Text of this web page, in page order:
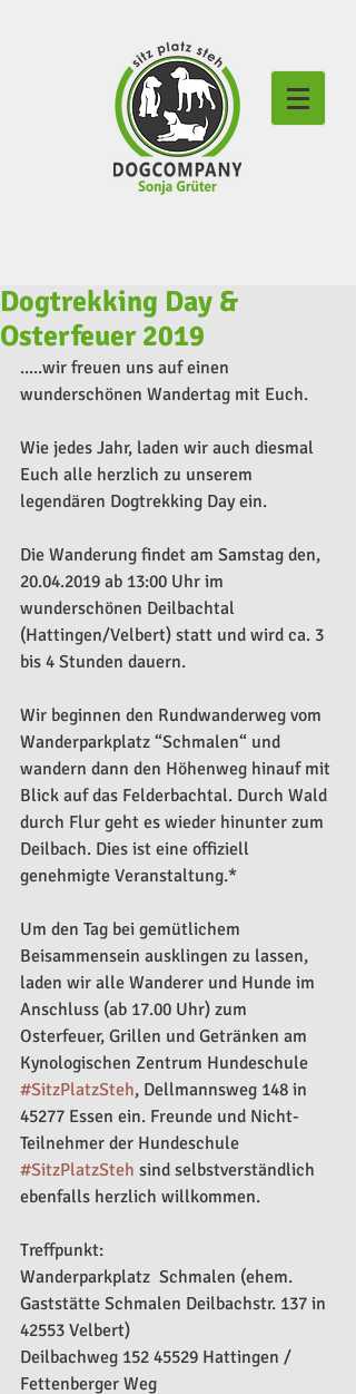
Dogtrekking Day &
Osterfeuer 2019
.....wir freuen uns auf einen
wunderschönen Wandertag mit Euch.
Wie jedes Jahr, laden wir auch diesmal
Euch alle herzlich zu unserem
legendären Dogtrekking Day ein.
Die Wanderung findet am Samstag den,
20.04.2019 ab 13:00 Uhr im
wunderschönen Deilbachtal
(Hattingen/Velbert) statt und wird ca. 3
bis 4 Stunden dauern.​
Wir beginnen den Rundwanderweg vom
Wanderparkplatz “Schmalen“ und
wandern dann den Höhenweg hinauf mit
Blick auf das Felderbachtal. Durch Wald
durch Flur geht es wieder hinunter zum
Deilbach. Dies ist eine offiziell
genehmigte Veranstaltung.*
Um den Tag bei gemütlichem
Beisammensein ausklingen zu lassen,
laden wir alle Wanderer und Hunde im
Anschluss (ab 17.00 Uhr) zum
Osterfeuer, Grillen und Getränken am
Kynologischen Zentrum Hundeschule
#SitzPlatzSteh, Dellmannsweg 148 in
45277 Essen ein. Freunde und Nicht-
Teilnehmer der Hundeschule
#SitzPlatzSteh sind selbstverständlich
ebenfalls herzlich willkommen.
Treffpunkt:
Wanderparkplatz  Schmalen (ehem.
Gaststätte Schmalen Deilbachstr. 137 in
42553 Velbert)
Deilbachweg 152 45529 Hattingen /
Fettenberger Weg